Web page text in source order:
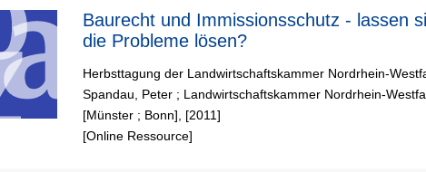
Baurecht und Immissionsschutz - lassen
die Probleme lösen?
Herbsttagung der Landwirtschaftskammer Nordrhein-
Spandau, Peter ; Landwirtschaftskammer Nordrhein-
[Münster ; Bonn], [2011]
[Online Ressource]